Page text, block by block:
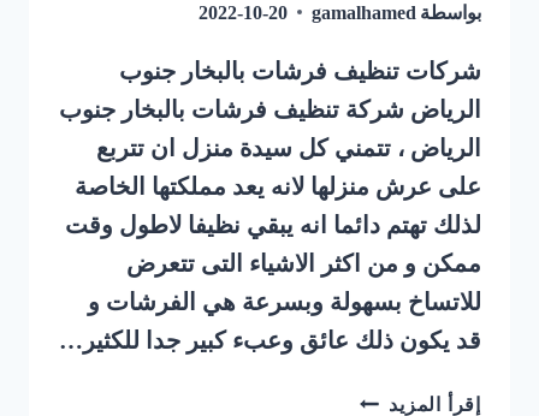
بواسطة gamalhamed
2022-10-20
شركات تنظيف فرشات بالبخار جنوب
الرياض شركة تنظيف فرشات بالبخار جنوب
الرياض ، تتمني كل سيدة منزل ان تتربع
على عرش منزلها لانه يعد مملكتها الخاصة
لذلك تهتم دائما انه يبقي نظيفا لاطول وقت
ممكن و من اكثر الاشياء التى تتعرض
للاتساخ بسهولة وبسرعة هي الفرشات و
قد يكون ذلك عائق وعبء كبير جدا للكثير…
إقرأ المزيد شركة